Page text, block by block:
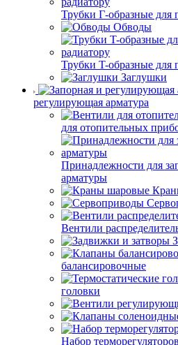
Трубки Г-образные для
Обводы
Трубки T-образные для
Заглушки
регулирующая арматура
для отопительных
Принадлежности для
арматуры
Вентили
балансировочные
головки
Набор